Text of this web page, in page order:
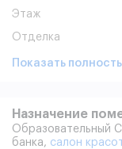
Этаж
Отделка
Показать
Назначение
Образовательный
банка, салон